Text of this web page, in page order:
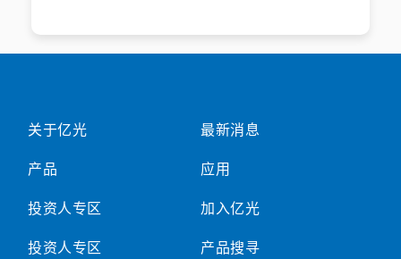
关于亿光
产品
投资人专区
投资人专区
最新消息
应用
加入亿光
产品搜寻